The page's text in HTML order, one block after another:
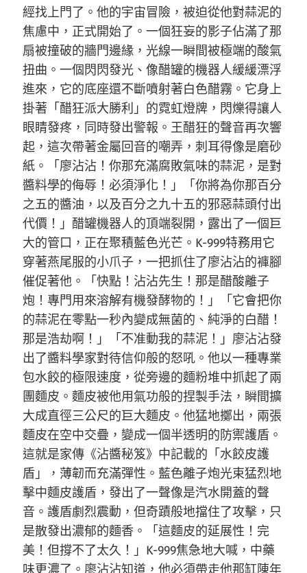
經找上門了。他的宇宙冒險，被迫從他對蒜泥的
焦慮中，正式開始了。一個狂妄的影子佔滿了那
扇被撞破的牆門邊緣，光線一瞬間被極端的酸氣
扭曲。一個閃閃發光、像醋罐的機器人緩緩漂浮
進來，它的底座還不斷噴射著白色醋霧。它身上
掛著「醋狂派大勝利」的霓虹燈牌，閃爍得讓人
眼睛發疼，同時發出警報。王醋狂的聲音再次響
起，這次帶著金屬回音的嘲弄，刺耳得像是磨砂
紙。「廖沾沾！你那充滿腐敗氣味的蒜泥，是對
醬料學的侮辱！必須淨化！」「你將為你那百分
之五的醬油，以及百分之九十五的邪惡蒜頭付出
代價！」醋罐機器人的頂端裂開，露出了一個巨
大的管口，正在聚積藍色光芒。K-999特務用它
穿著燕尾服的小爪子，一把抓住了廖沾沾的褲腳
催促著他。「快點！沾沾先生！那是醋酸離子
炮！專門用來溶解有機發酵物的！」「它會把你
的蒜泥在零點一秒內變成無菌的、純淨的白醋！
那是浩劫啊！」「不准動我的蒜泥！」廖沾沾發
出了醬料學家對待信仰般的怒吼。他以一種專業
包水餃的極限速度，從旁邊的麵粉堆中抓起了兩
團麵皮。麵皮被他用氣功般的捏製手法，瞬間擴
大成直徑三公尺的巨大麵皮。他猛地擲出，兩張
麵皮在空中交疊，變成一個半透明的防禦護盾。
這就是家傳《沾醬秘笈》中記載的「水餃皮護
盾」，薄韌而充滿彈性。藍色離子炮光束猛烈地
擊中麵皮護盾，發出了一聲像是汽水開蓋的聲
音。護盾劇烈震動，但奇蹟般地擋住了攻擊，只
是散發出濃郁的麵香。「這麵皮的延展性！完
美！但撐不了太久！」K-999焦急地大喊，中藥
味更濃了。廖沾沾知道，他必須帶走他那缸陳年